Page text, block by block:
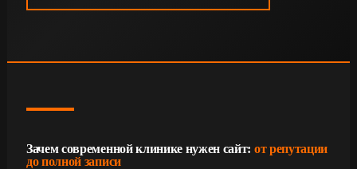
Зачем современной клинике нужен сайт: от репутации
до полной записи